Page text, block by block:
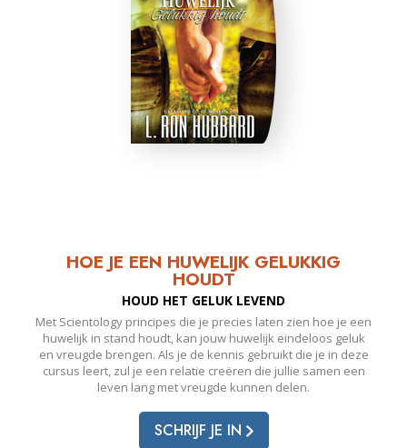
HOE JE EEN HUWELIJK GELUKKIG
HOUDT
HOUD HET GELUK LEVEND
Met Scientology principes die je precies laten zien hoe je een
huwelijk in stand houdt, kan jouw huwelijk eindeloos geluk
en vreugde brengen. Als je de kennis gebruikt die je in deze
cursus leert, zul je een relatie creëren die jullie samen een
leven lang met vreugde kunnen delen.
SCHRIJF JE IN